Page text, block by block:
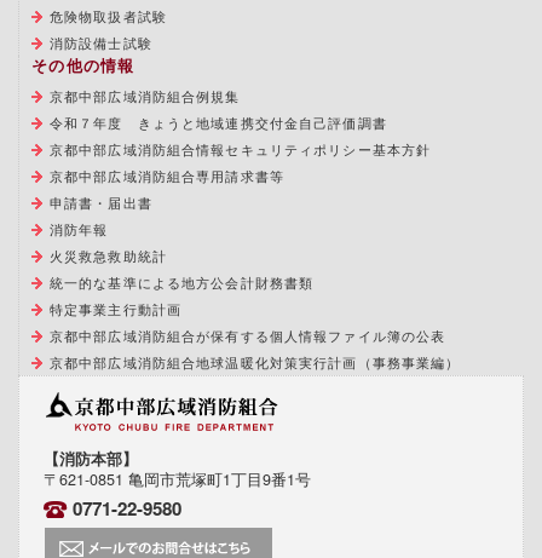
危険物取扱者試験
消防設備士試験
その他の情報
京都中部広域消防組合例規集
令和７年度 きょうと地域連携交付金自己評価調書
京都中部広域消防組合情報セキュリティポリシー基本方針
京都中部広域消防組合専用請求書等
申請書・届出書
消防年報
火災救急救助統計
統一的な基準による地方公会計財務書類
特定事業主行動計画
京都中部広域消防組合が保有する個人情報ファイル簿の公表
京都中部広域消防組合地球温暖化対策実行計画（事務事業編）
【消防本部】
〒621-0851 亀岡市荒塚町1丁目9番1号
0771-22-9580